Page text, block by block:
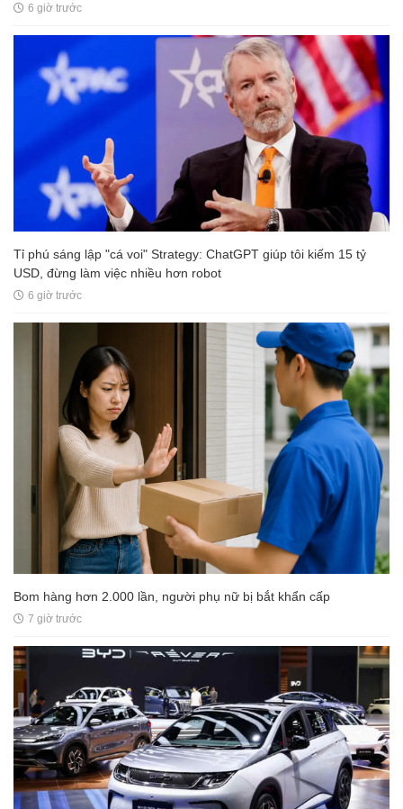
6 giờ trước
Tỉ phú sáng lập "cá voi" Strategy: ChatGPT giúp tôi kiếm 15 tỷ
USD, đừng làm việc nhiều hơn robot
6 giờ trước
Bom hàng hơn 2.000 lần, người phụ nữ bị bắt khẩn cấp
7 giờ trước